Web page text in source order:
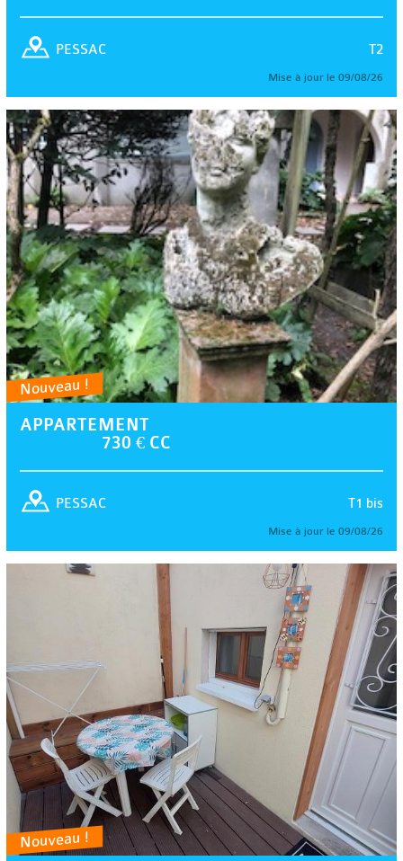
T2
PESSAC
Mise à jour le 09/08/26
Nouveau !
APPARTEMENT
730 € CC
T1 bis
PESSAC
Mise à jour le 09/08/26
Nouveau !